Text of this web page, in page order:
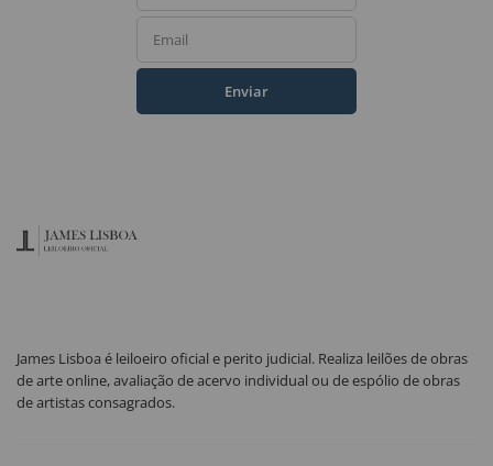
Email
Enviar
James Lisboa é leiloeiro oficial e perito judicial. Realiza leilões de obras
de arte online, avaliação de acervo individual ou de espólio de obras
de artistas consagrados.